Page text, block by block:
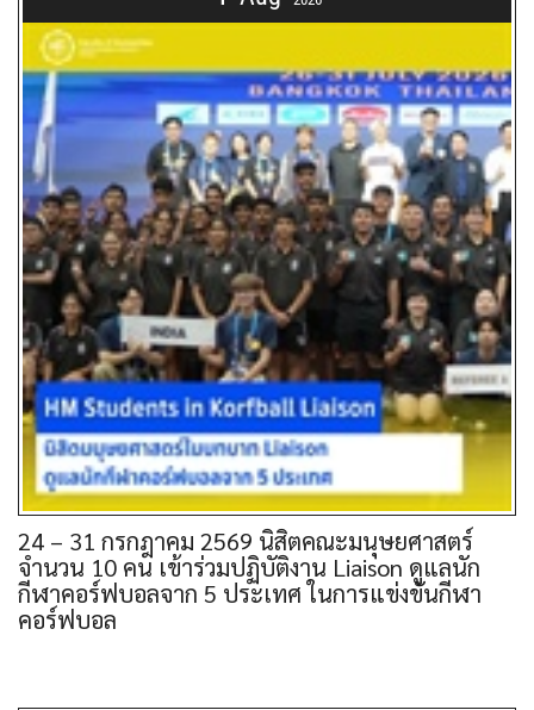
24 – 31 กรกฎาคม 2569 นิสิตคณะมนุษยศาสตร์
จำนวน 10 คน เข้าร่วมปฏิบัติงาน Liaison ดูแลนัก
กีฬาคอร์ฟบอลจาก 5 ประเทศ ในการแข่งขันกีฬา
คอร์ฟบอล